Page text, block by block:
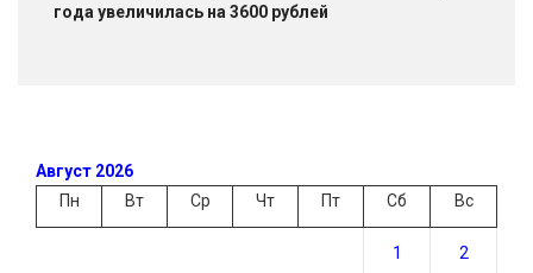
года увеличилась на 3600 рублей
Август 2026
Пн
Вт Ср Чт Пт Сб Вс
1 2